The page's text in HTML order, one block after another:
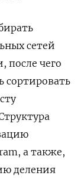
сетей
после чего
сортировать
а также,
деления